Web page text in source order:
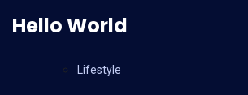
Hello World
Lifestyle